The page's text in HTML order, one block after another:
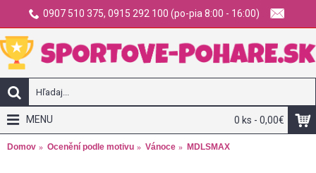
0907 510 375, 0915 292 100 (po-pia 8:00 - 16:00)
0 ks - 0,00€
MENU
Domov Ocenění podle motivu Vánoce MDLSMAX